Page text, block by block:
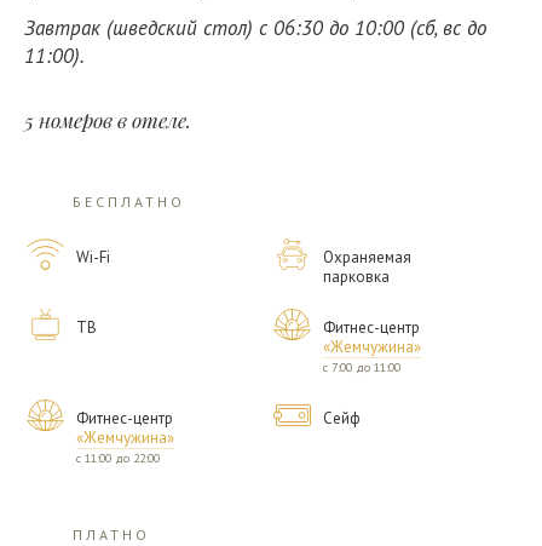
Завтрак (шведский стол) с 06:30 до 10:00 (сб, вс до
11:00).
5 номеров в отеле.
БЕСПЛАТНО
Wi-Fi
Охраняемая
парковка
ТВ
Фитнес-центр
«Жемчужина»
с 7:00 до 11:00
Фитнес-центр
«Жемчужина»
с 11:00 до 22:00
Сейф
ПЛАТНО